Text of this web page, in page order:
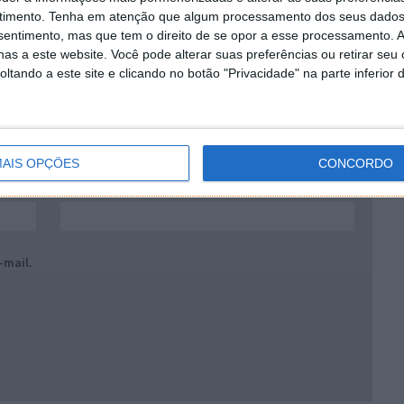
Tenha em atenção que algum processamento dos seus
mas que tem o direito de se opor a esse processamento.
a este website. Você pode alterar suas preferências ou retirar seu
a este site e clicando no botão "Privacidade" na parte inferior
OPÇÕES CONCORDO
Email *
mail.